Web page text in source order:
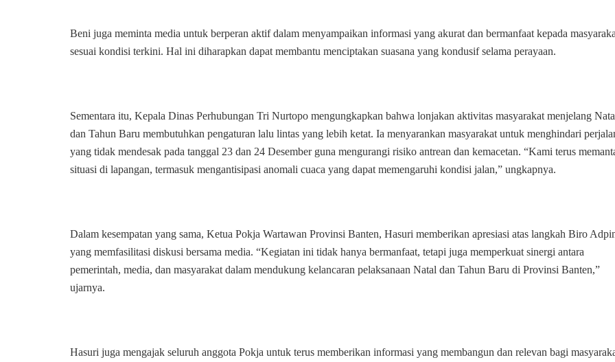
Beni juga meminta media untuk berperan aktif dalam menyampaikan informasi yang akurat dan bermanfaat kepada
sesuai kondisi terkini. Hal ini diharapkan dapat membantu menciptakan suasana yang kondusif selama perayaan.
Sementara itu, Kepala Dinas Perhubungan Tri Nurtopo mengungkapkan bahwa lonjakan aktivitas masyarakat menjelang
dan Tahun Baru membutuhkan pengaturan lalu lintas yang lebih ketat. Ia menyarankan masyarakat untuk menghindari
yang tidak mendesak pada tanggal 23 dan 24 Desember guna mengurangi risiko antrean dan kemacetan. “Kami terus
situasi di lapangan, termasuk mengantisipasi anomali cuaca yang dapat memengaruhi kondisi jalan,” ungkapnya.
Dalam kesempatan yang sama, Ketua Pokja Wartawan Provinsi Banten, Hasuri memberikan apresiasi atas langkah Biro
yang memfasilitasi diskusi bersama media. “Kegiatan ini tidak hanya bermanfaat, tetapi juga memperkuat sinergi antara
pemerintah, media, dan masyarakat dalam mendukung kelancaran pelaksanaan Natal dan Tahun Baru di Provinsi Banten,”
ujarnya.
Hasuri juga mengajak seluruh anggota Pokja untuk terus memberikan informasi yang membangun dan relevan bagi